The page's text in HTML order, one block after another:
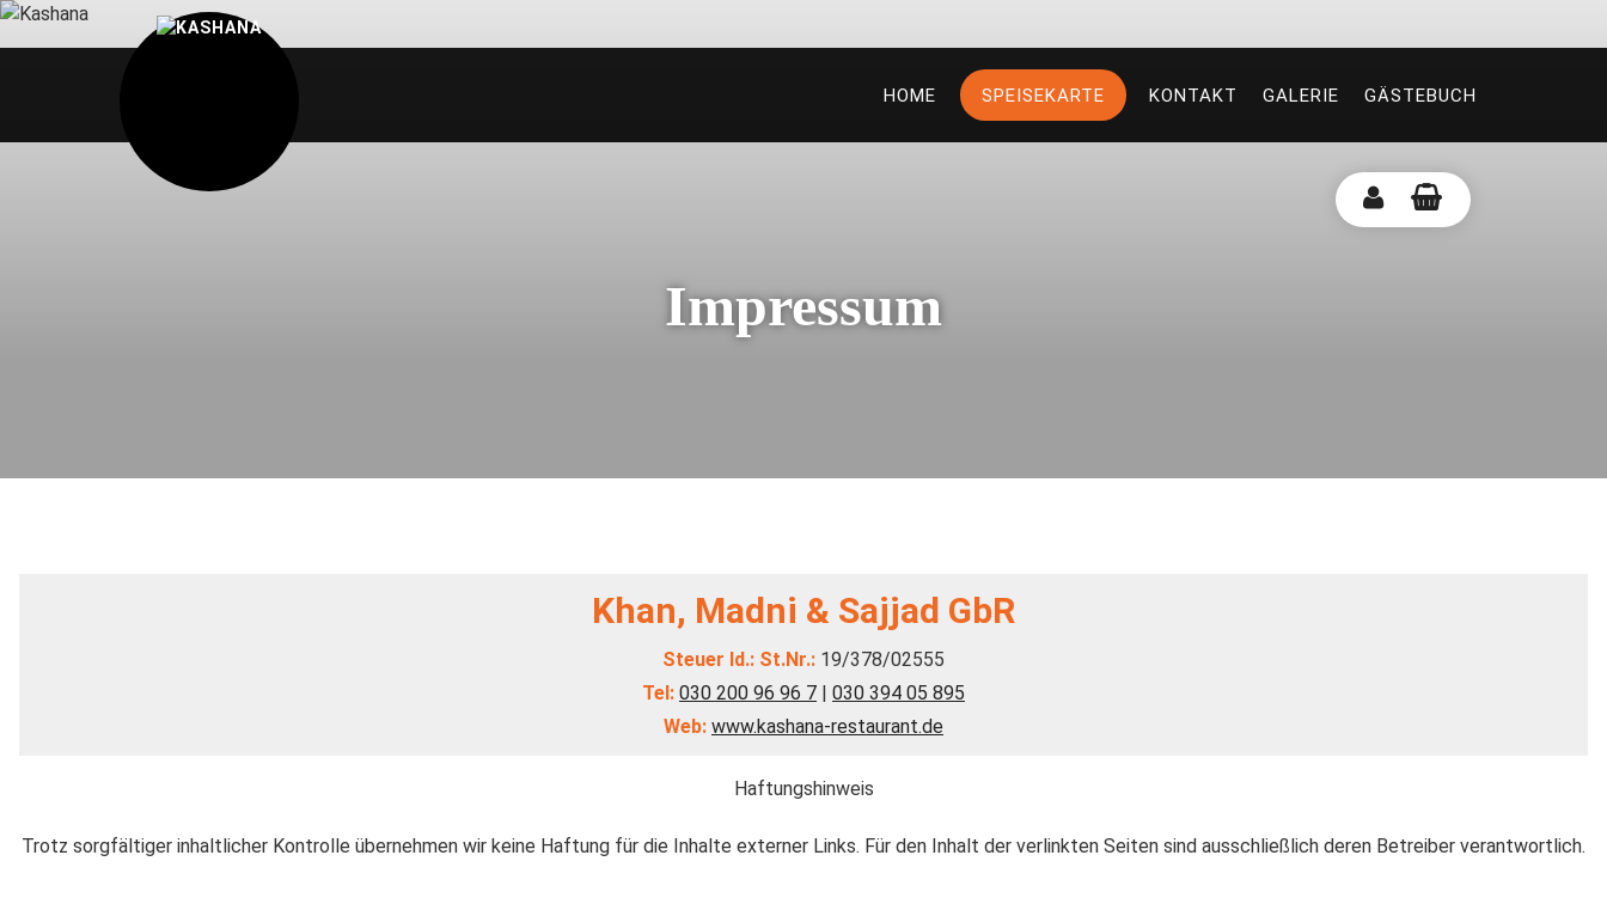
HOME SPEISEKARTE KONTAKT GALERIE GÄSTEBUCH
Impressum
Khan, Madni & Sajjad GbR
Steuer Id.: St.Nr.: 19/378/02555
Tel: 030 200 96 96 7 | 030 394 05 895
Web: www.kashana-restaurant.de
Haftungshinweis
Trotz sorgfältiger inhaltlicher Kontrolle übernehmen wir keine Haftung für die Inhalte externer Links. Für den Inhalt der verlinkten Seiten sind ausschließlich deren Betreiber verantwortlich.